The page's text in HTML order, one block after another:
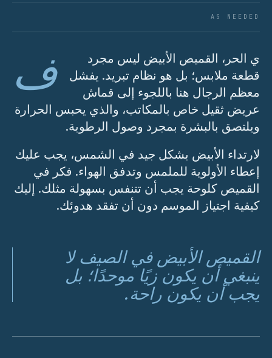
AS NEEDED
ف
ي الحر، القميص الأبيض ليس مجرد
قطعة ملابس؛ بل هو نظام تبريد. يفشل
معظم الرجال هنا باللجوء إلى قماش
عريض ثقيل خاص بالمكاتب، والذي يحبس الحرارة
ويلتصق بالبشرة بمجرد وصول الرطوبة.
لارتداء الأبيض بشكل جيد في الشمس، يجب عليك
إعطاء الأولوية للملمس وتدفق الهواء. فكر في
القميص كلوحة يجب أن تتنفس بسهولة مثلك. إليك
كيفية اجتياز الموسم دون أن تفقد هدوئك.
القميص الأبيض في الصيف لا
ينبغي أن يكون زيًا موحدًا؛ بل
يجب أن يكون راحة.